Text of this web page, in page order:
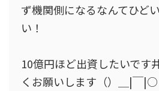
ず機関側になるなんてひど
い！
10億円ほど出資したいです
くお願いします（）＿|￣|○